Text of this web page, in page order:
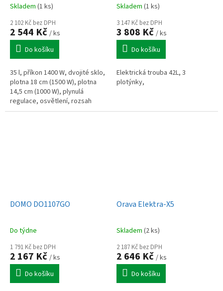
Skladem (1 ks)
2 102 Kč bez DPH
2 544 Kč / ks
Do košíku
35 l, příkon 1400 W, dvojité sklo,
plotna 18 cm (1500 W), plotna
14,5 cm (1000 W), plynulá
regulace, osvětlení, rozsah
teploty (90–250 °C), horní ohřev,
Skladem (1 ks)
3 147 Kč bez DPH
3 808 Kč / ks
Do košíku
Elektrická trouba 42L, 3
plotýnky,
DOMO DO1107GO
Do týdne
1 791 Kč bez DPH
2 167 Kč / ks
Do košíku
Orava Elektra-X5
Skladem (2 ks)
2 187 Kč bez DPH
2 646 Kč / ks
Do košíku